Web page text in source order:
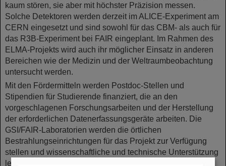
kaum stören, sie aber mit höchster Präzision messen.
Solche Detektoren werden derzeit im ALICE-Experiment am
CERN eingesetzt und sind sowohl für das CBM- als auch für
das R3B-Experiment bei FAIR eingeplant. Im Rahmen des
ELMA-Projekts wird auch ihr möglicher Einsatz in anderen
Bereichen wie der Medizin und der Weltraumbeobachtung
untersucht werden.
Mit den Fördermitteln werden Postdoc-Stellen und
Stipendien für Studierende finanziert, die an den
vorgeschlagenen Forschungsarbeiten und der Herstellung
der erforderlichen Datenerfassungsgeräte arbeiten. Die
GSI/FAIR-Laboratorien werden die örtlichen
Bestrahlungseinrichtungen für das Projekt zur Verfügung
stellen und wissenschaftliche und technische Unterstützung
leisten.